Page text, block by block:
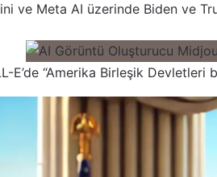
ve Meta AI üzerinde Biden ve
E’de “Amerika Birleşik